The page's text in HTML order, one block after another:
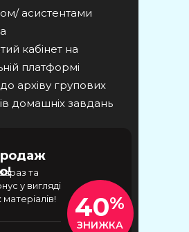
асистентами
кабінет на
платформі
архіву групових
домашніх завдань
та
у вигляді
40
ЗНИЖКА
%